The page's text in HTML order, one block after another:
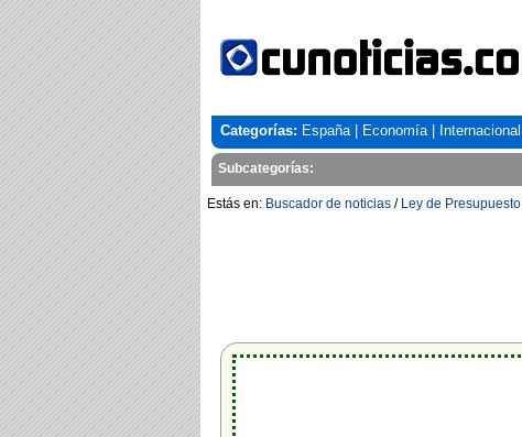
Categorías: España| Economía| Internacional
Subcategorías:
Estás en: Buscador de noticias / Ley de Presupuesto